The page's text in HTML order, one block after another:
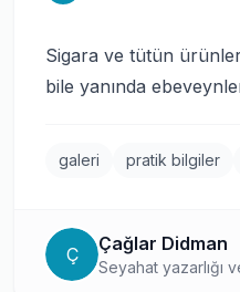
Sigara ve tütün
bile yanında
galeri pratik bilgiler
Ç Çağlar Didman
Seyahat yazarlığı